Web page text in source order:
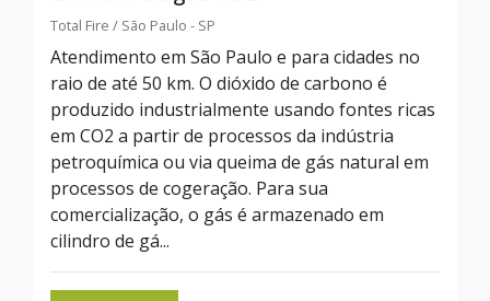
Total Fire / São Paulo - SP
Atendimento em São Paulo e para cidades no
raio de até 50 km. O dióxido de carbono é
produzido industrialmente usando fontes ricas
em CO2 a partir de processos da indústria
petroquímica ou via queima de gás natural em
processos de cogeração. Para sua
comercialização, o gás é armazenado em
cilindro de gá...